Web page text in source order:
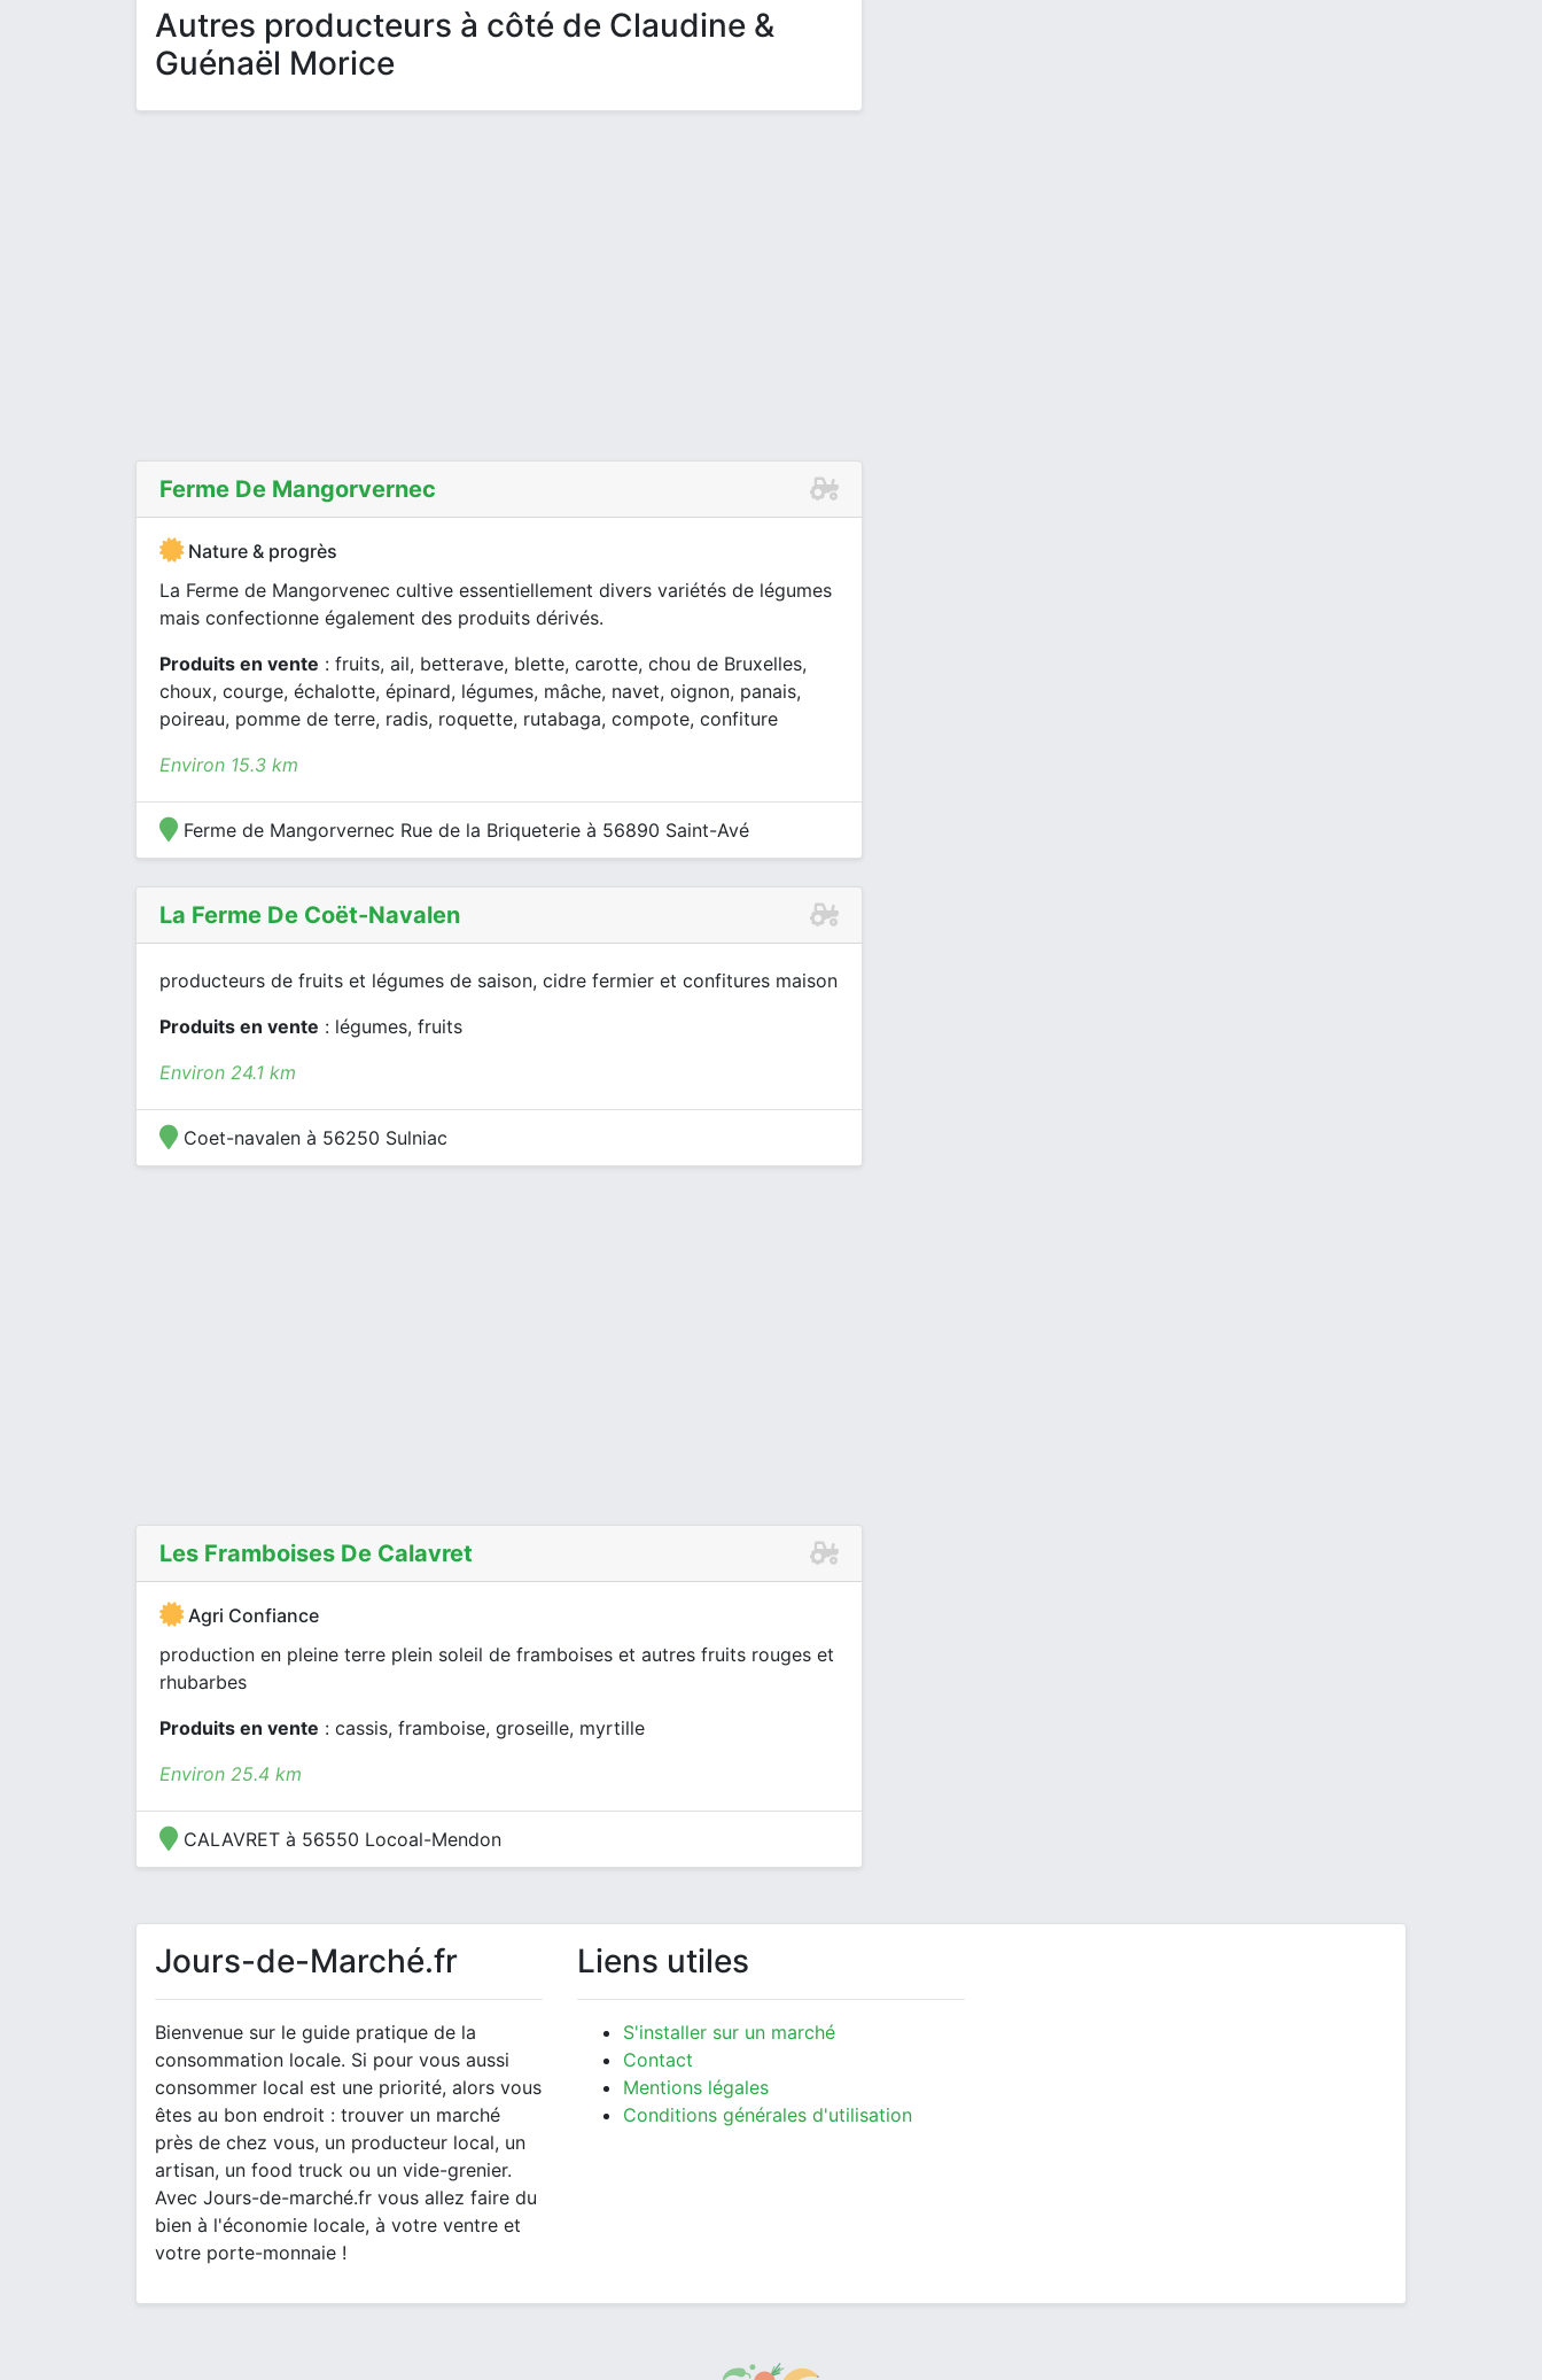
Autres producteurs à côté de Claudine &
Guénaël Morice
Ferme De Mangorvernec
Nature & progrès
La Ferme de Mangorvenec cultive essentiellement divers variétés de légumes
mais confectionne également des produits dérivés.
Produits en vente : fruits, ail, betterave, blette, carotte, chou de Bruxelles,
choux, courge, échalotte, épinard, légumes, mâche, navet, oignon, panais,
poireau, pomme de terre, radis, roquette, rutabaga, compote, confiture
Environ 15.3 km
Ferme de Mangorvernec Rue de la Briqueterie à 56890 Saint-Avé
La Ferme De Coët-Navalen
producteurs de fruits et légumes de saison, cidre fermier et confitures maison
Produits en vente : légumes, fruits
Environ 24.1 km
Coet-navalen à 56250 Sulniac
Les Framboises De Calavret
Agri Confiance
production en pleine terre plein soleil de framboises et autres fruits rouges et
rhubarbes
Produits en vente : cassis, framboise, groseille, myrtille
Environ 25.4 km
CALAVRET à 56550 Locoal-Mendon
Jours-de-Marché.fr
Bienvenue sur le guide pratique de la
consommation locale. Si pour vous aussi
consommer local est une priorité, alors vous
êtes au bon endroit : trouver un marché
près de chez vous, un producteur local, un
artisan, un food truck ou un vide-grenier.
Avec Jours-de-marché.fr vous allez faire du
bien à l'économie locale, à votre ventre et
votre porte-monnaie !
Liens utiles
S'installer sur un marché
Contact
Mentions légales
Conditions générales d'utilisation